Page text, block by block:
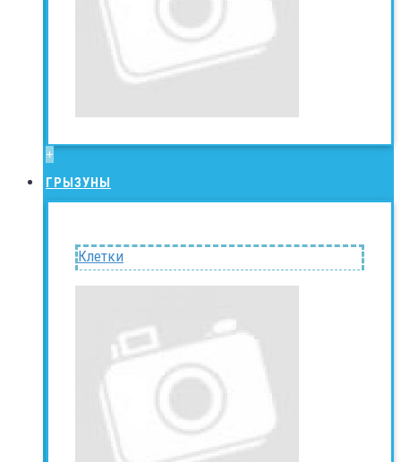
+
ГРЫЗУНЫ
Клетки